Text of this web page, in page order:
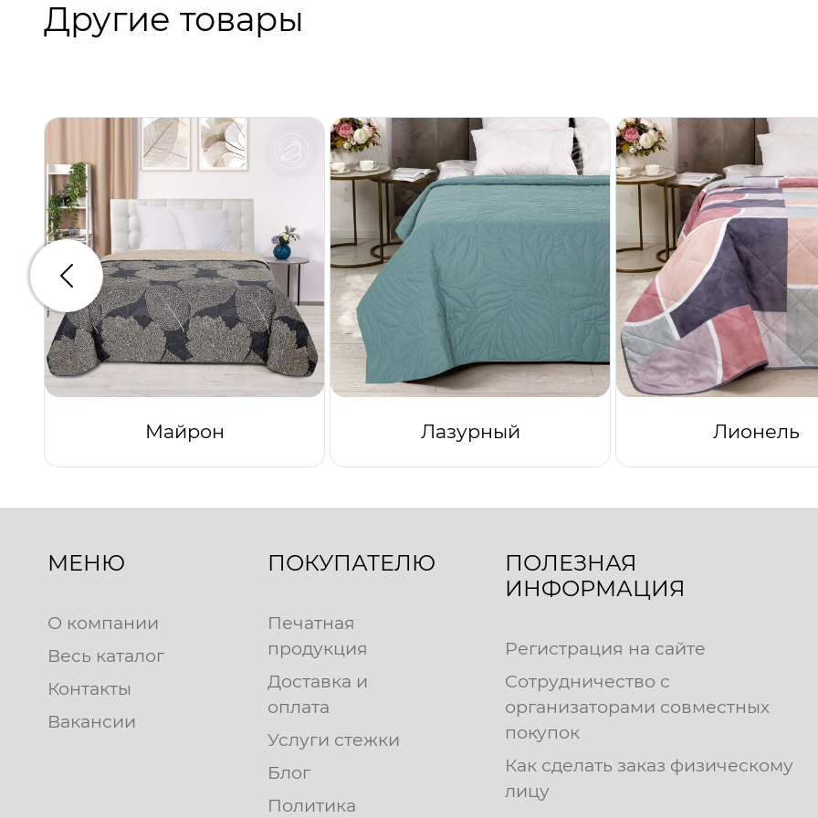
Другие товары
Майрон Лазурный Лионель
Предыдущий
МЕНЮ
О компании
Весь каталог
Контакты
Вакансии
ПОКУПАТЕЛЮ
Печатная
продукция
Доставка и
оплата
Услуги стежки
Блог
Политика
ПОЛЕЗНАЯ
ИНФОРМАЦИЯ
Регистрация на сайте
Сотрудничество с
организаторами совместных
покупок
Как сделать заказ физическому
лицу